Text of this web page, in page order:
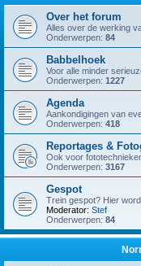
Over het forum
Alles over de werking
Onderwerpen: 84
Babbelhoek
Voor alle minder
Onderwerpen: 1227
Agenda
Aankondigingen van
Onderwerpen: 418
Reportages &
Ook voor
Onderwerpen: 3167
Gespot
Trein gespot? Hier
Moderator: Stef
Onderwerpen: 84